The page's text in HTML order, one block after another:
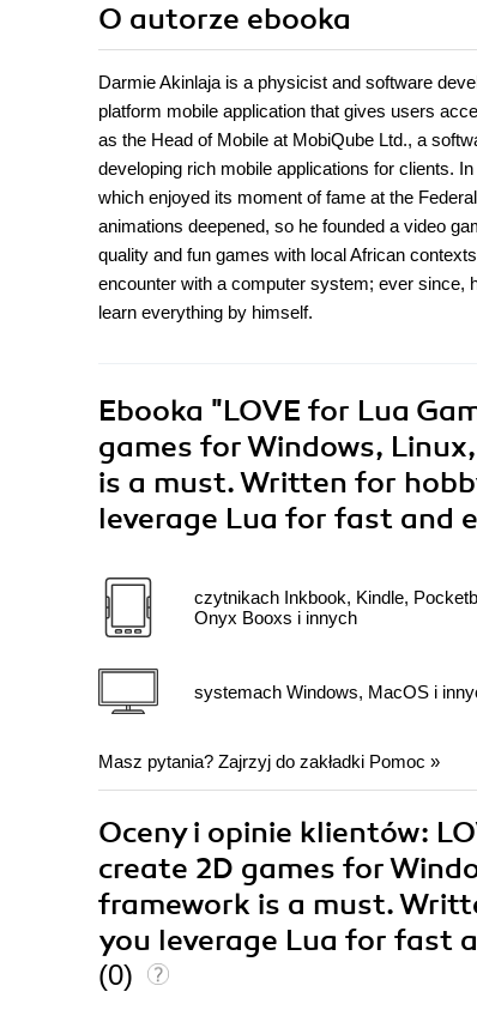
O autorze ebooka
Darmie Akinlaja is a physicist and software
platform mobile application that gives users
as the Head of Mobile at MobiQube Ltd., a
developing rich mobile applications for clients.
which enjoyed its moment of fame at the
animations deepened, so he founded a video
quality and fun games with local African
encounter with a computer system; ever since,
learn everything by himself.
Ebooka "LOVE for Lua
games for Windows,
is a must. Written for
leverage Lua for fast and
czytnikach Inkbook, Kindle,
Onyx Booxs i innych
systemach Windows, MacOS i
Masz pytania? Zajrzyj do zakładki Pomoc »
Oceny i opinie klientów:
create 2D games for
framework is a must.
you leverage Lua for fast
(0)